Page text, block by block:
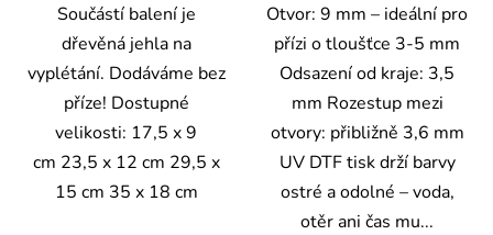
Součástí balení je
dřevěná jehla na
vyplétání. Dodáváme bez
příze! Dostupné
velikosti: 17,5 x 9
cm 23,5 x 12 cm 29,5 x
15 cm 35 x 18 cm
Otvor: 9 mm – ideální pro
přízi o tloušťce 3-5 mm
Odsazení od kraje: 3,5
mm Rozestup mezi
otvory: přibližně 3,6 mm
UV DTF tisk drží barvy
ostré a odolné – voda,
otěr ani čas mu...